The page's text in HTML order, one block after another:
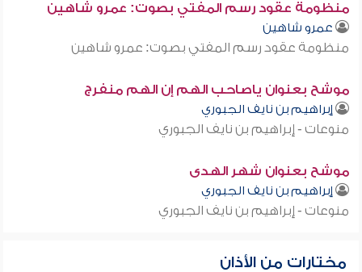
منظومة عقود رسم المفتي بصوت: عمرو شاهين
عمرو شاهين
منظومة عقود رسم المفتي بصوت: عمرو شاهين
موشح بعنوان ياصاحب الهم إن الهم منفرج
إبراهيم بن نايف الجبوري
منوعات - إبراهيم بن نايف الجبوري
موشح بعنوان شهر الهدى
إبراهيم بن نايف الجبوري
منوعات - إبراهيم بن نايف الجبوري
مختارات من الأذان